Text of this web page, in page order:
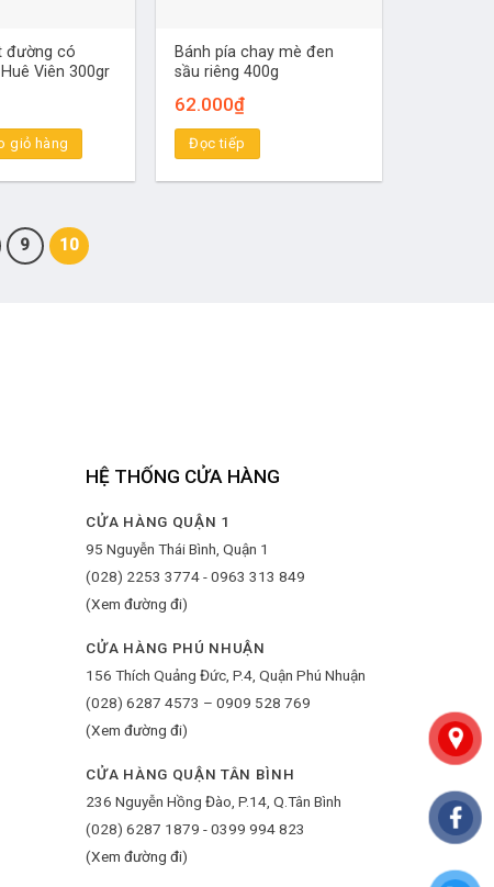
đường có
Viên 300gr
giỏ hàng
Bánh pía chay mè đen
sầu riêng 400g
62.000₫
Đọc tiếp
9 10
HỆ THỐNG CỬA HÀNG
CỬA HÀNG QUẬN 1
95 Nguyễn Thái Bình, Quận 1
(028) 2253 3774 - 0963 313 849
(Xem đường đi)
CỬA HÀNG PHÚ NHUẬN
156 Thích Quảng Đức, P.4, Quận Phú Nhuận
(028) 6287 4573 – 0909 528 769
(Xem đường đi)
CỬA HÀNG QUẬN TÂN BÌNH
236 Nguyễn Hồng Đào, P.14, Q.Tân Bình
(028) 6287 1879 - 0399 994 823
(Xem đường đi)